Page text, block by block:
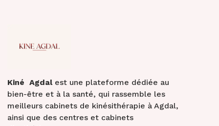
Kiné Agdalest une plateforme dédiée au
bien-être et à la santé, qui rassemble les
meilleurs cabinets de kinésithérapie à Agdal,
ainsi que des centres et cabinets